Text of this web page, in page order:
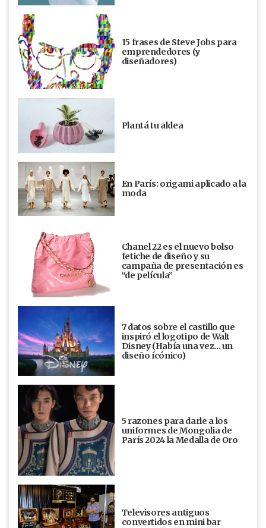
15 frases de Steve Jobs para
emprendedores (y
diseñadores)
Plantá tu aldea
En París: origami aplicado a la
moda
Chanel 22 es el nuevo bolso
fetiche de diseño y su
campaña de presentación es
“de película”
7 datos sobre el castillo que
inspiró el logotipo de Walt
Disney (Había una vez... un
diseño ícónico)
5 razones para darle a los
uniformes de Mongolia de
París 2024 la Medalla de Oro
Televisores antiguos
convertidos en mini bar